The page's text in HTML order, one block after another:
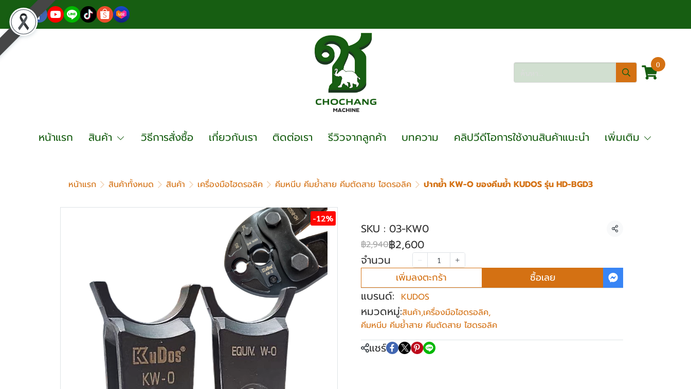
0
หน้าแรก สินค้า วิธีการสั่งซื้อ เกี่ยวกับเรา ติดต่อเรา รีวิวจากลูกค้า บทความ คลิปวีดีโอการใช้งานสินค้าแนะนำ เพิ่มเติม
หน้าแรก สินค้าทั้งหมด สินค้า เครื่องมือไฮดรอลิค คีมหนีบ คีมย้ำสาย คีมตัดสาย ไฮดรอลิค ปากย้ำ KW-O ของคีมย้ำ KUDOS รุ่น HD-BGD3
-12%
SKU : 03-KW0 แชร์
฿2,940฿2,600
จำนวน
เพิ่มลงตะกร้า ซื้อเลย
แบรนด์: KUDOS
หมวดหมู่:สินค้า,เครื่องมือไฮดรอลิค,
คีมหนีบ คีมย้ำสาย คีมตัดสาย ไฮดรอลิค
แชร์